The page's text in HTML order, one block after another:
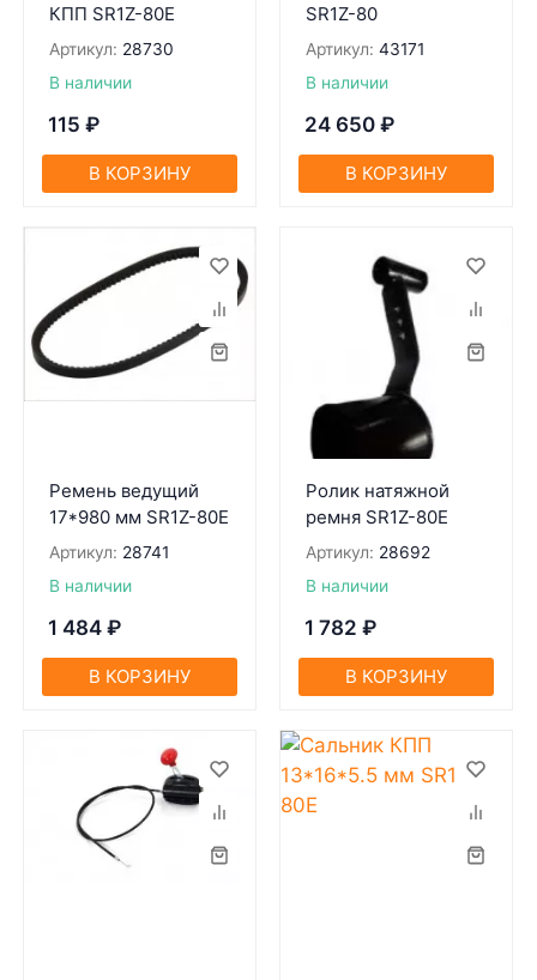
КПП SR1Z-80Е
Артикул: 28730
В наличии
115 ₽
В КОРЗИНУ
SR1Z-80
Артикул: 43171
В наличии
24 650 ₽
В КОРЗИНУ
Ремень ведущий
17*980 мм SR1Z-80Е
Артикул: 28741
В наличии
1 484 ₽
В КОРЗИНУ
Ролик натяжной
ремня SR1Z-80Е
Артикул: 28692
В наличии
1 782 ₽
В КОРЗИНУ